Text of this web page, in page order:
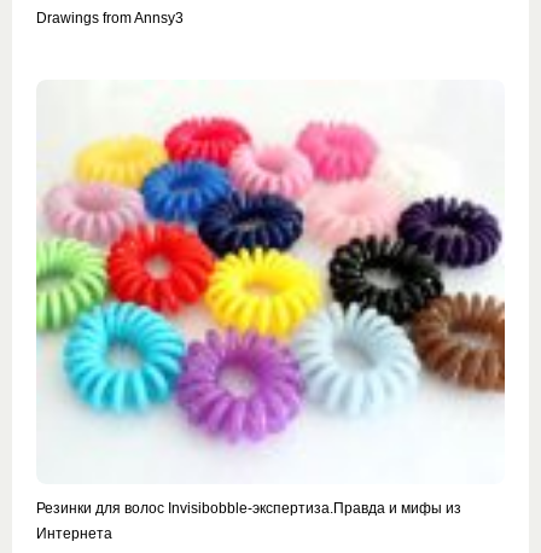
Drawings from Annsy3
Резинки для волос Invisibobble-экспертиза.Правда и мифы из
Интернета